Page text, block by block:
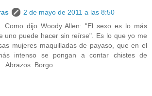
2 de mayo de 2011 a las 8:50
Como dijo Woody Allen: "El sexo es lo más
uno puede hacer sin reírse". Es lo que yo me
mujeres maquilladas de payaso, que en el
intenso se pongan a contar chistes de
Abrazos. Borgo.